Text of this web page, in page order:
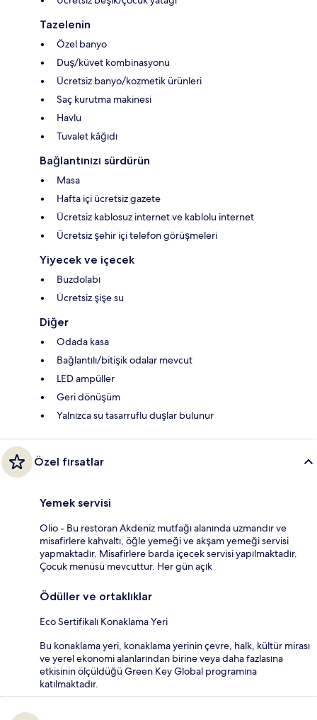
Tazelenin
Özel banyo
Duş/küvet kombinasyonu
Ücretsiz banyo/kozmetik ürünleri
Saç kurutma makinesi
Havlu
Tuvalet kâğıdı
Bağlantınızı sürdürün
Masa
Hafta içi ücretsiz gazete
Ücretsiz kablosuz internet ve kablolu internet
Ücretsiz şehir içi telefon görüşmeleri
Yiyecek ve içecek
Buzdolabı
Ücretsiz şişe su
Diğer
Odada kasa
Bağlantılı/bitişik odalar mevcut
LED ampüller
Geri dönüşüm
Yalnızca su tasarruflu duşlar bulunur
Özel fırsatlar
Yemek servisi
Olio - Bu restoran Akdeniz mutfağı alanında uzmandır ve
misafirlere kahvaltı, öğle yemeği ve akşam yemeği servisi
yapmaktadır. Misafirlere barda içecek servisi yapılmaktadır.
Çocuk menüsü mevcuttur. Her gün açık
Ödüller ve ortaklıklar
Eco Sertifikalı Konaklama Yeri
Bu konaklama yeri, konaklama yerinin çevre, halk, kültür mirası
ve yerel ekonomi alanlarından birine veya daha fazlasına
etkisinin ölçüldüğü Green Key Global programına
katılmaktadır.